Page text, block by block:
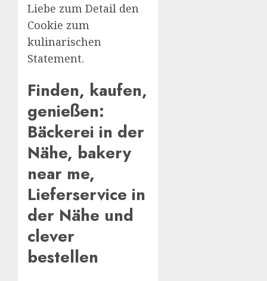
Liebe zum Detail den
Cookie zum
kulinarischen
Statement.
Finden, kaufen,
genießen:
Bäckerei in der
Nähe, bakery
near me,
Lieferservice in
der Nähe und
clever
bestellen